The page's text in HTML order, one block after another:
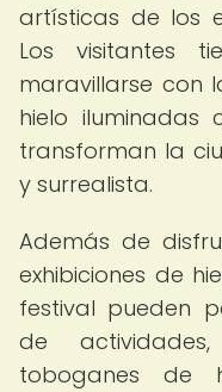
artísticas de los
Los visitantes
maravillarse con
hielo iluminadas
transforman la
y surrealista.
Además de
exhibiciones de
festival pueden
de
toboganes de